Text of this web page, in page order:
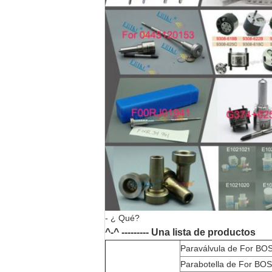
- ¿ Qué?
^-^ --------- Una lista de productos
Paraválvula de For
Parabotella de For BOS